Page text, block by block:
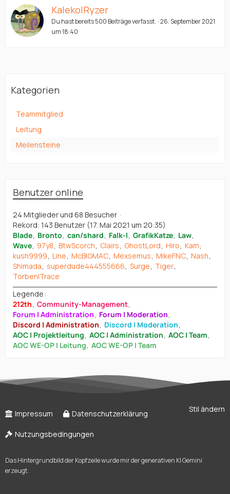
Kaleko|Ryzer
Du hast bereits 500 Beiträge verfasst. 26. September 2021
um 18:40
Kategorien
Teammitglied
Leitung
Meilensteine
Benutzer online
24 Mitglieder und 68 Besucher
Rekord: 143 Benutzer (17. Mai 2021 um 20:35)
Blade Bronto can/shard Falk-l GrafikKatze Law
Wave 97y8 BtwScorch Clairs GhostLord Hiro Kam
kush9999 Line McBIGMAC Mexsemus MikeFNC Nash
Shimada
superdude444555666 Surge
Tiger
Torben|Trace
Legende
212th Community-Management
Forum | Administration
Forum | Moderation
Discord | Administration
Discord | Moderation
AOC | Projektleitung AOC | Administration AOC | Team
AOC WE-OP | Leitung AOC WE-OP | Team
Stil ändern
Impressum Datenschutzerklärung
Nutzungsbedingungen
Das Hintergrundbild der Kopfzeile wurde mir der generativen KI Gemini
erzeugt.